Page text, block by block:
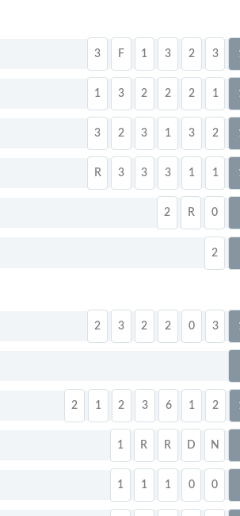
3 F 1 3 2 3
1 3 2 2 2 1
3 2 3 1 3 2
R 3 3 3 1 1
2 R 0
2
2 3 2 2 0 3
2 1 2 3 6 1 2
1 R R D N
1 1 1 0 0